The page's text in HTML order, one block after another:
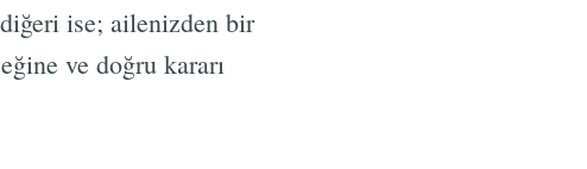
ise; ailenizden bir
ve doğru kararı